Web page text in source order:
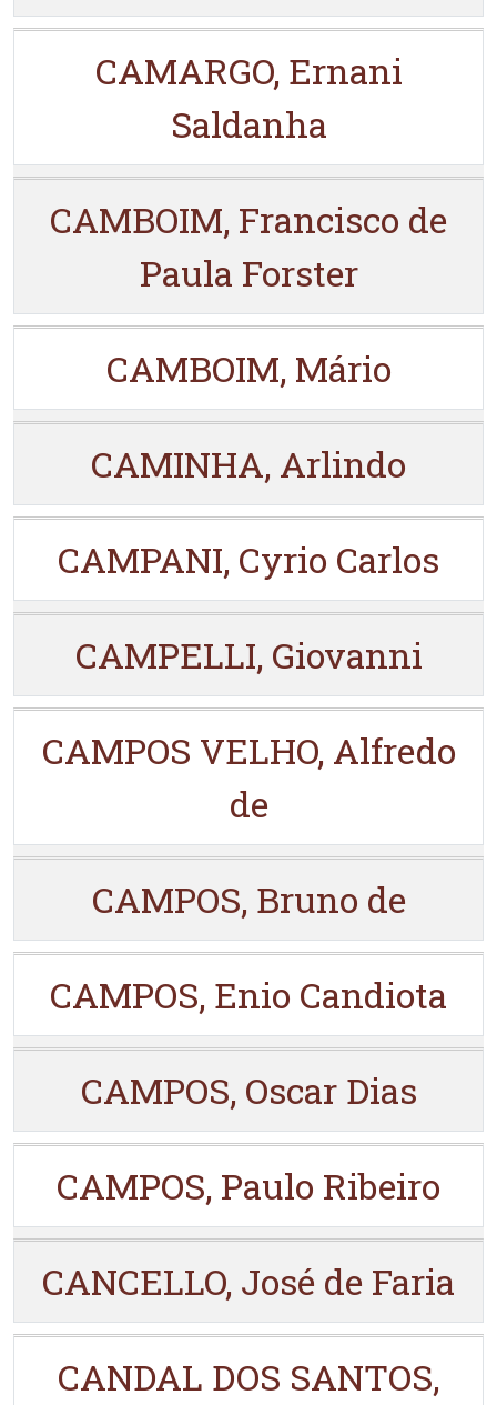
CAMARGO, Ernani
Saldanha
CAMBOIM, Francisco de
Paula Forster
CAMBOIM, Mário
CAMINHA, Arlindo
CAMPANI, Cyrio Carlos
CAMPELLI, Giovanni
CAMPOS VELHO, Alfredo
de
CAMPOS, Bruno de
CAMPOS, Enio Candiota
CAMPOS, Oscar Dias
CAMPOS, Paulo Ribeiro
CANCELLO, José de Faria
CANDAL DOS SANTOS,